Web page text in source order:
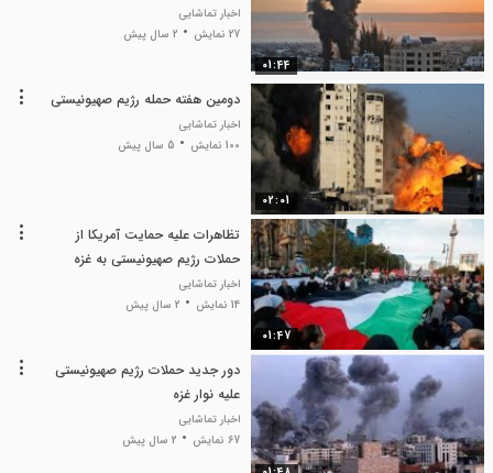
01:44
دارد
اخبار تماشایی
27 نمایش
2 سال پیش
02:01
دومین هفته حمله رژیم صهیونیستی
اخبار تماشایی
100 نمایش
5 سال پیش
01:47
تظاهرات علیه حمایت آمریکا از
حملات رژیم صهیونیستی به غزه
اخبار تماشایی
14 نمایش
2 سال پیش
دور جدید حملات رژیم صهیونیستی
علیه نوار غزه
اخبار تماشایی
67 نمایش
2 سال پیش